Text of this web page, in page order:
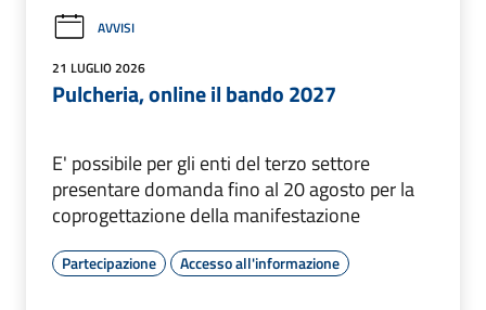
AVVISI
21 LUGLIO 2026
Pulcheria, online il bando 2027
E' possibile per gli enti del terzo settore
presentare domanda fino al 20 agosto per la
coprogettazione della manifestazione
Partecipazione Accesso all'informazione